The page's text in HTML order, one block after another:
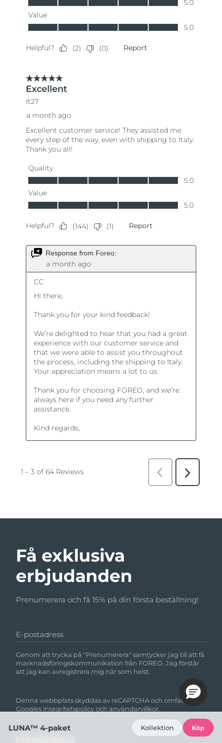
Få exklusiva
erbjudanden
Prenumerera och få 15% på din första beställning!
E-postadress
Genom att trycka på "Prenumerera" samtycker jag till att få
marknadsföringskommunikation från FOREO. Jag förstår
att jag kan avregistrera mig när som helst.
Denna webbplats skyddas av reCAPTCHA och omfattas av
Googles integritetspolicyoch användarvillkor.
LUNA™ 4-paket Kollektion Köp